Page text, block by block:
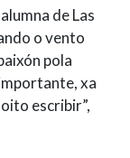
de Las
o vento
pola
xa
escribir”,